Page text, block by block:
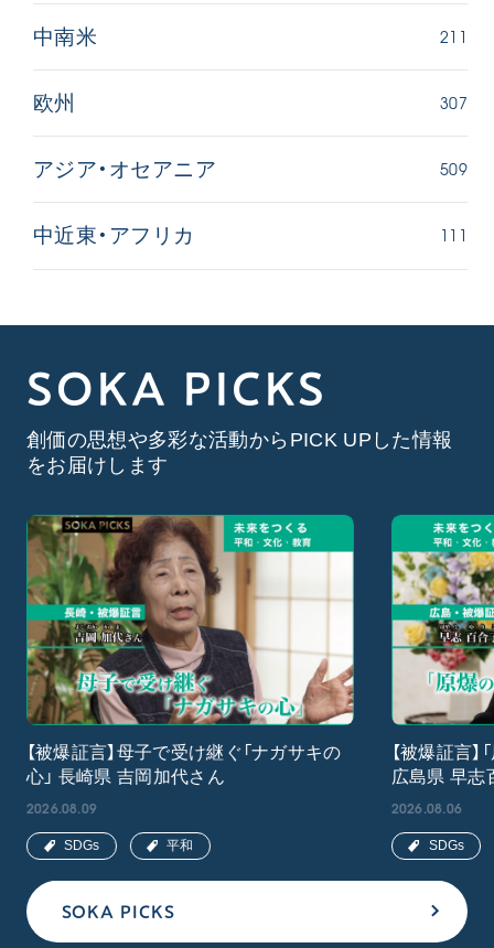
中南米 211
欧州 307
アジア・オセアニア 509
中近東・アフリカ 111
SOKA PICKS
創価の思想や多彩な活動からPICK UPした情報
をお届けします
SOKA PICKS
【被爆証言】母子で受け継ぐ「ナガサキの
心」 長崎県 吉岡加代さん
2026.08.09
SDGs 平和
【被爆証言
広島県 早志
2026.08.06
SDGs